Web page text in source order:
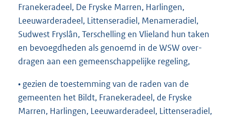
Franekeradeel, De Fryske Marren, Harlingen,
Leeuwarderadeel, Littenseradiel, Menameradiel,
Sudwest­ Fryslân, Terschelling en Vlieland hun taken
en bevoegdheden als genoemd in de WSW over­
dragen aan een gemeenschappelijke regeling,
• gezien de toestemming van de raden van de
gemeenten het Bildt, Franekeradeel, de Fryske
Marren, Harlingen, Leeuwarderadeel, Littenseradiel,